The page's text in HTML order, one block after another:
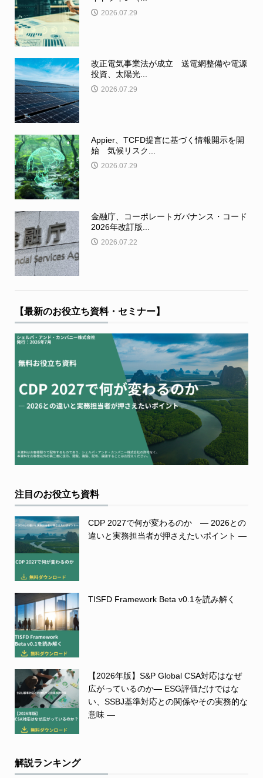
2026.07.29
改正電気事業法が成立 送電網整備や電源
投資、太陽光...
2026.07.29
Appier、TCFD提言に基づく情報開示を開
始 気候リスク...
2026.07.29
金融庁、コーポレートガバナンス・コード
2026年改訂版...
2026.07.22
【最新のお役立ち資料・セミナー】
注目のお役立ち資料
CDP 2027で何が変わるのか ― 2026との
違いと実務担当者が押さえたいポイント ―
TISFD Framework Beta v0.1を読み解く
【2026年版】S&P Global CSA対応はなぜ
広がっているのか― ESG評価だけではな
い、SSBJ基準対応との関係やその実務的な
意味 ―
解説ランキング